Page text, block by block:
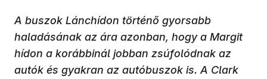
A buszok Lánchídon történő gyorsabb
haladásának az ára azonban, hogy a Margit
hídon a korábbinál jobban zsúfolódnak az
autók és gyakran az autóbuszok is. A Clark